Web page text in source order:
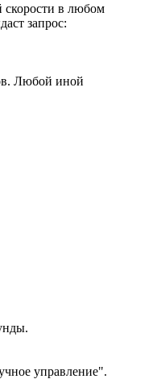
скорости в любом
запрос:
Любой иной
управление".